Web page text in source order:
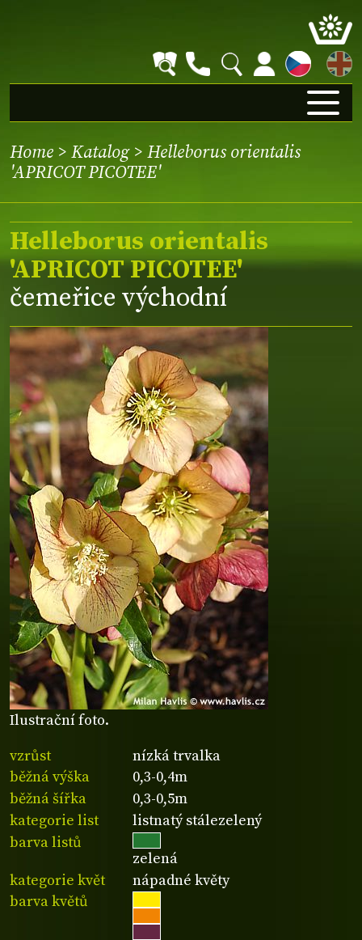
EN
Home > Katalog> Helleborus orientalis
'APRICOT PICOTEE'
Ilustrační foto.
Helleborus orientalis
'APRICOT PICOTEE'
čemeřice východní
vzrůst
nízká trvalka
běžná výška
0,3-0,4m
běžná šířka
0,3-0,5m
kategorie list
listnatý stálezelený
barva listů
zelená
kategorie květ
nápadné květy
barva květů